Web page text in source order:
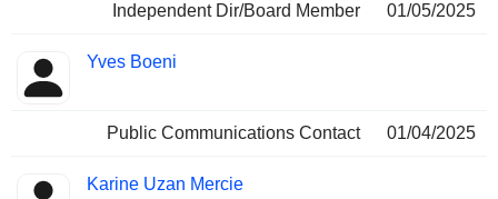
Independent Dir/Board Member
01/05/2025
Yves Boeni
Public Communications Contact 01/04/2025
Karine Uzan Mercie